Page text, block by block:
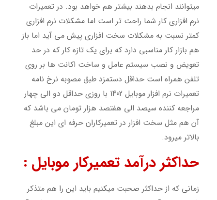
میتوانند انجام بدهند بیشتر هم خواهد بود. در تعمیرات
نرم افزاری کار شما راحت تر است اما مشکلات نرم افزاری
کمتر نسبت به مشکلات سخت افزاری پیش می آید اما باز
هم بازار کار مناسبی دارد که برای یک تازه کار که در حد
تعویض و نصب سیستم عامل و ساخت اکانت ها بر روی
تلفن همراه است حداقل دستمزد طبق مصوبه نرخ نامه
تعمیرات نرم افزار موبایل 1402 با روزی حداقل دو الی چهار
مراجعه کننده سیصد الی هفتصد هزار تومان می باشد که
آن هم مثل سخت افزار در تعمیرکاران حرفه ای این مبلغ
بالاتر میرود.
حداکثر درآمد تعمیرکار موبایل :
زمانی که از حداکثر صحبت میکنیم باید این را هم متذکر